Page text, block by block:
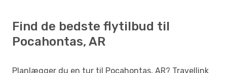
Find de bedste flytilbud til
Pocahontas, AR
Planlægger du en tur til Pocahontas, AR? Travellink